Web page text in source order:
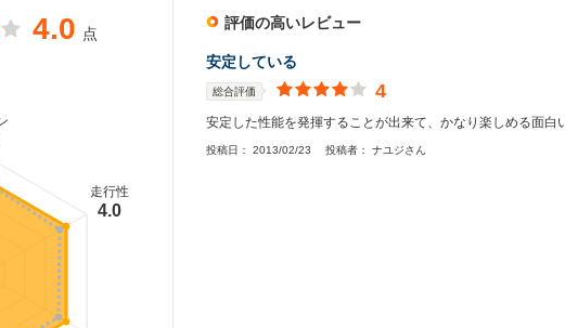
4.0 点
走行性
4.0
評価の高いレビュー
安定している
総合評価 4
安定した性能を発揮することが出来て、かなり楽しめる面白
投稿日： 2013/02/23 投稿者： ナユジさん